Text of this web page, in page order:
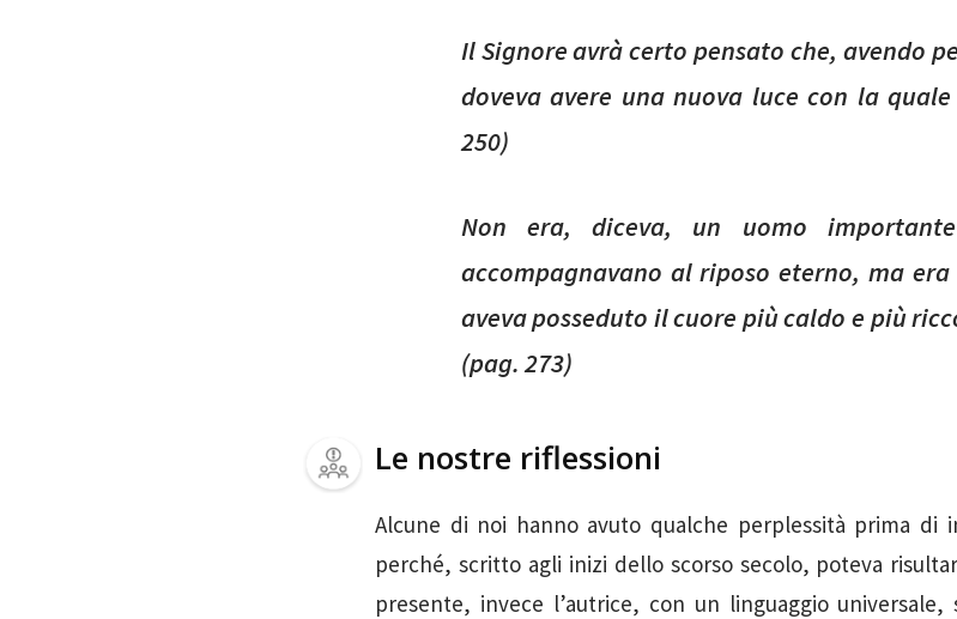
Il Signore avrà certo pensato che, avendo
doveva avere una nuova luce con la
250)
Non era, diceva, un uomo
accompagnavano al riposo eterno, ma era
aveva posseduto il cuore più caldo e più
(pag. 273)
Le nostre riflessioni
Alcune di noi hanno avuto qualche perplessità prima di
perché, scritto agli inizi dello scorso secolo, poteva
presente, invece l’autrice, con un linguaggio